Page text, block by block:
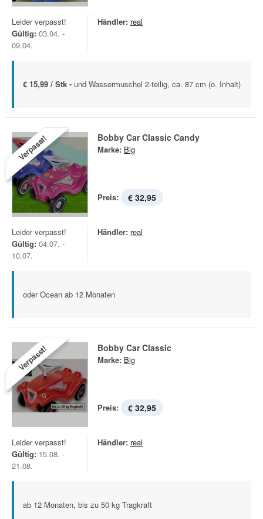
Leider verpasst!
Gültig: 03.04. -
09.04.
Händler: real
€ 15,99 / Stk - und Wassermuschel 2-teilig, ca. 87 cm (o. Inhalt)
Verpasst! Bobby Car Classic Candy
Marke: Big
Preis: € 32,95
Leider verpasst!
Gültig: 04.07. -
10.07.
Händler: real
oder Ocean ab 12 Monaten
Verpasst! Bobby Car Classic
Marke: Big
Preis: € 32,95
Leider verpasst!
Gültig: 15.08. -
21.08.
Händler: real
ab 12 Monaten, bis zu 50 kg Tragkraft